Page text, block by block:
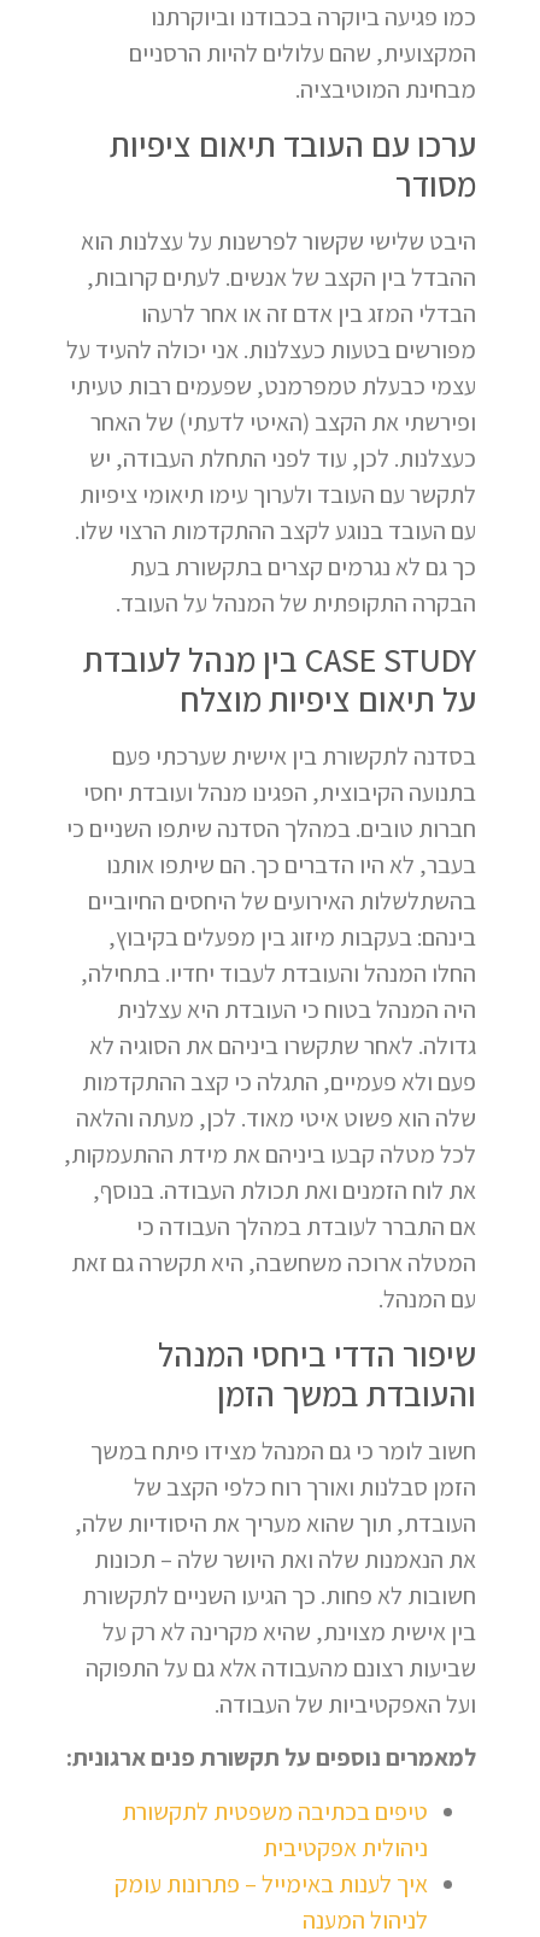
כמו פגיעה ביוקרה בכבודנו וביוקרתנו
המקצועית, שהם עלולים להיות הרסניים
מבחינת המוטיבציה.
ערכו עם העובד תיאום ציפיות
מסודר
היבט שלישי שקשור לפרשנות על עצלנות הוא
ההבדל בין הקצב של אנשים. לעתים קרובות,
הבדלי המזג בין אדם זה או אחר לרעהו
מפורשים בטעות כעצלנות. אני יכולה להעיד על
עצמי כבעלת טמפרמנט, שפעמים רבות טעיתי
ופירשתי את הקצב (האיטי לדעתי) של האחר
כעצלנות. לכן, עוד לפני התחלת העבודה, יש
לתקשר עם העובד ולערוך עימו תיאומי ציפיות
עם העובד בנוגע לקצב ההתקדמות הרצוי שלו.
כך גם לא נגרמים קצרים בתקשורת בעת
הבקרה התקופתית של המנהל על העובד.
CASE STUDY בין מנהל לעובדת
על תיאום ציפיות מוצלח
בסדנה לתקשורת בין אישית שערכתי פעם
בתנועה הקיבוצית, הפגינו מנהל ועובדת יחסי
חברות טובים. במהלך הסדנה שיתפו השניים כי
בעבר, לא היו הדברים כך. הם שיתפו אותנו
בהשתלשלות האירועים של היחסים החיוביים
בינהם: בעקבות מיזוג בין מפעלים בקיבוץ,
החלו המנהל והעובדת לעבוד יחדיו. בתחילה,
היה המנהל בטוח כי העובדת היא עצלנית
גדולה. לאחר שתקשרו ביניהם את הסוגיה לא
פעם ולא פעמיים, התגלה כי קצב ההתקדמות
שלה הוא פשוט איטי מאוד. לכן, מעתה והלאה
לכל מטלה קבעו ביניהם את מידת ההתעמקות,
את לוח הזמנים ואת תכולת העבודה. בנוסף,
אם התברר לעובדת במהלך העבודה כי
המטלה ארוכה משחשבה, היא תקשרה גם זאת
עם המנהל.
שיפור הדדי ביחסי המנהל
והעובדת במשך הזמן
חשוב לומר כי גם המנהל מצידו פיתח במשך
הזמן סבלנות ואורך רוח כלפי הקצב של
העובדת, תוך שהוא מעריך את היסודיות שלה,
את הנאמנות שלה ואת היושר שלה – תכונות
חשובות לא פחות. כך הגיעו השניים לתקשורת
בין אישית מצוינת, שהיא מקרינה לא רק על
שביעות רצונם מהעבודה אלא גם על התפוקה
ועל האפקטיביות של העבודה.
למאמרים נוספים על תקשורת פנים ארגונית:
טיפים בכתיבה משפטית לתקשורת
ניהולית אפקטיבית
איך לענות באימייל – פתרונות עומק
לניהול המענה